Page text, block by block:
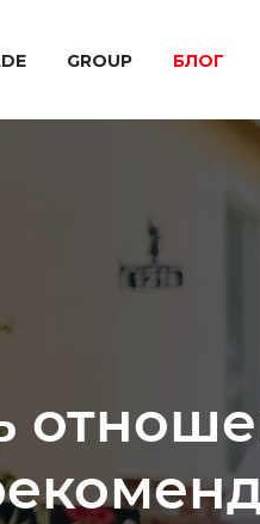
GROUP БЛОГ